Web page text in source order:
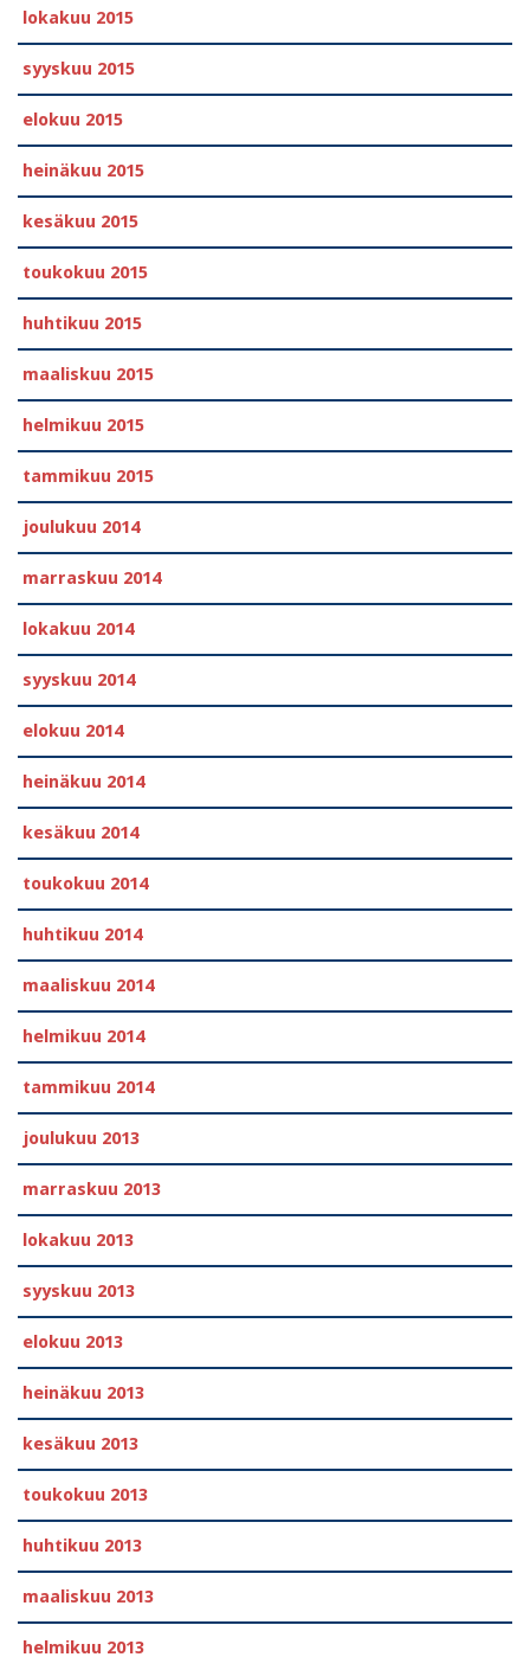
lokakuu 2015
syyskuu 2015
elokuu 2015
heinäkuu 2015
kesäkuu 2015
toukokuu 2015
huhtikuu 2015
maaliskuu 2015
helmikuu 2015
tammikuu 2015
joulukuu 2014
marraskuu 2014
lokakuu 2014
syyskuu 2014
elokuu 2014
heinäkuu 2014
kesäkuu 2014
toukokuu 2014
huhtikuu 2014
maaliskuu 2014
helmikuu 2014
tammikuu 2014
joulukuu 2013
marraskuu 2013
lokakuu 2013
syyskuu 2013
elokuu 2013
heinäkuu 2013
kesäkuu 2013
toukokuu 2013
huhtikuu 2013
maaliskuu 2013
helmikuu 2013